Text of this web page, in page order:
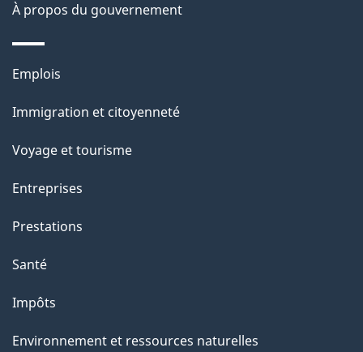
n
s
u
r
c
t
t
a
e
À propos du gouvernement
Thèmes
sujets
Emplois
Immigration et citoyenneté
Voyage et tourisme
Entreprises
Prestations
Santé
Impôts
Environnement et ressources naturelles